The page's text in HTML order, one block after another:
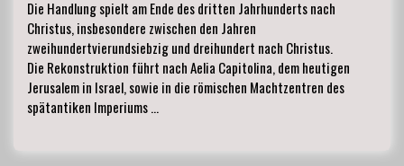
Die Handlung spielt am Ende des dritten Jahrhunderts nach
Christus, insbesondere zwischen den Jahren
zweihundertvierundsiebzig und dreihundert nach Christus.
Die Rekonstruktion führt nach Aelia Capitolina, dem heutigen
Jerusalem in Israel, sowie in die römischen Machtzentren des
spätantiken Imperiums …